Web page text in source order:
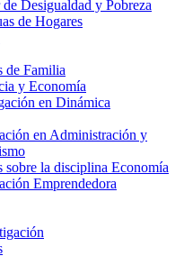
Desigualdad y Pobreza
de Hogares
de Familia
y Economía
en Dinámica
en Administración y
sobre la disciplina Economía
Emprendedora